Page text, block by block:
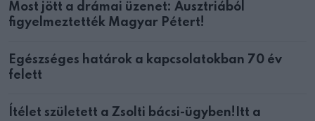
Most jött a drámai üzenet: Ausztriából
figyelmeztették Magyar Pétert!
Egészséges határok a kapcsolatokban 70 év
felett
Ítélet született a Zsolti bácsi-ügyben!Itt a